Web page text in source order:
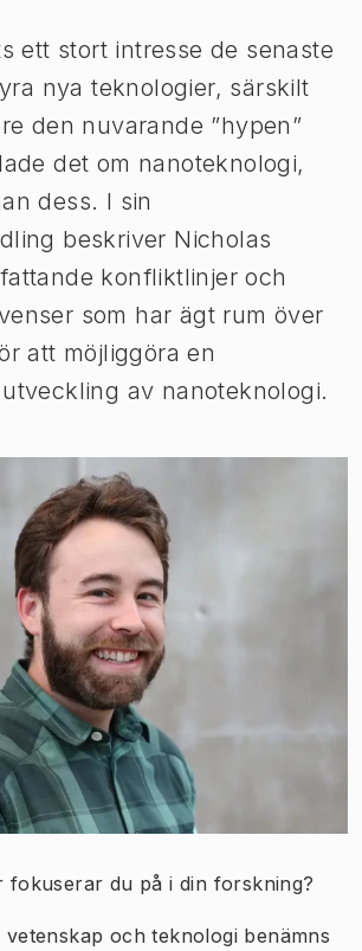
ett stort intresse de senaste
nya teknologier, särskilt
den nuvarande ”hypen”
det om nanoteknologi,
dess. I sin
beskriver Nicholas
konfliktlinjer och
som har ägt rum över
att möjliggöra en
av nanoteknologi.
fokuserar du på i din forskning?
och teknologi benämns